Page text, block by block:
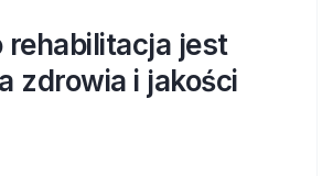
rehabilitacja jest
zdrowia i jakości